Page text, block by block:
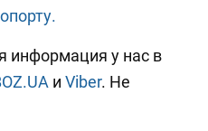
информация у нас в
и Viber. Не